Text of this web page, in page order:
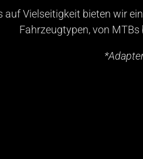
auf Vielseitigkeit bieten wir
Fahrzeugtypen, von